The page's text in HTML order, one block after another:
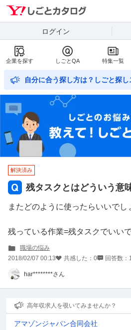
Yahoo!しごと
ログイン
企業を探す しごとQA 特集一覧
自分に合う探し方は？しごと探
解決済み
残タスクとはどういう意
またどのように使ったらいいでし
残っている作業=残タスクでいい
職場の悩み
2018/02/07 00:13
共感した： 0 回答数：
har********さん
高年収求人を覗いてみませんか？
アマゾンジャパン合同会社